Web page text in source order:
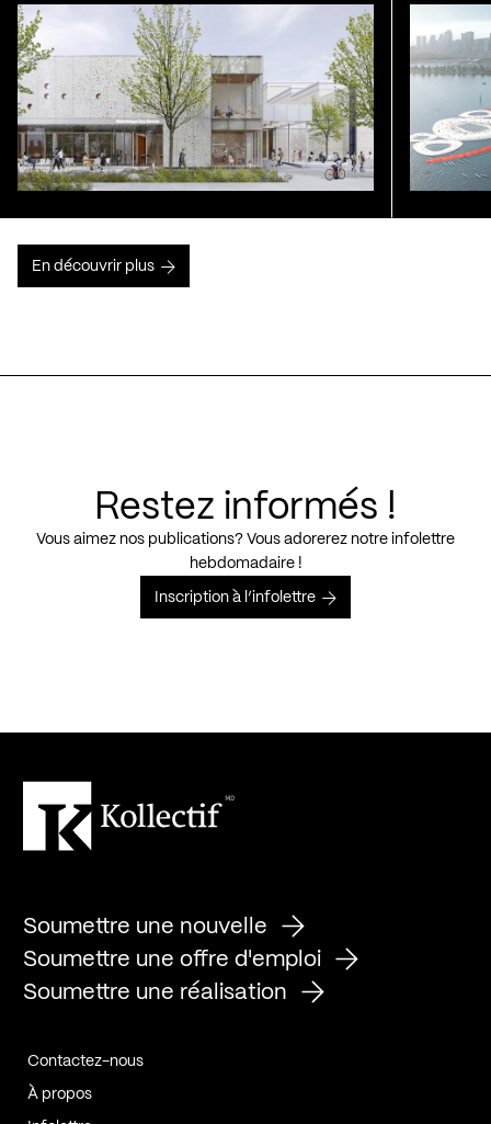
En découvrir plus
Restez informés !
Vous aimez nos publications? Vous adorerez notre infolettre
hebdomadaire !
Inscription à l’infolettre
Soumettre une nouvelle
Soumettre une offre d'emploi
Soumettre une réalisation
Contactez-nous
À propos